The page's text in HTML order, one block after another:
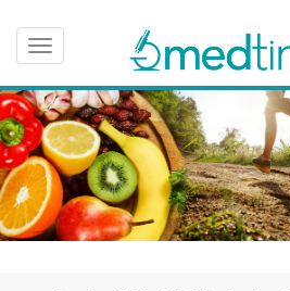
Toggle
navigation